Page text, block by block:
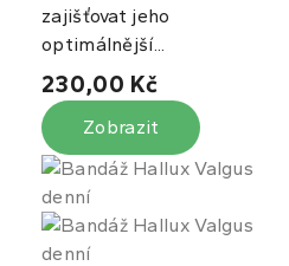
zajišťovat jeho
optimálnější...
230,00 Kč
Zobrazit